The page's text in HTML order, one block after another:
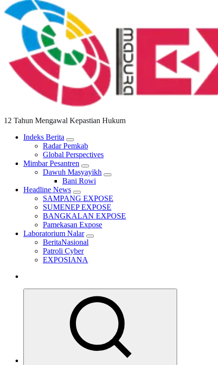
12 Tahun Mengawal Kepastian Hukum
Indeks Berita
Radar Pemkab
Global Perspectives
Mimbar Pesantren
Dawuh Masyayikh
Bani Rowi
Headline News
SAMPANG EXPOSE
SUMENEP EXPOSE
BANGKALAN EXPOSE
Pamekasan Expose
Laboratorium Nalar
BeritaNasional
Patroli Cyber
EXPOSIANA